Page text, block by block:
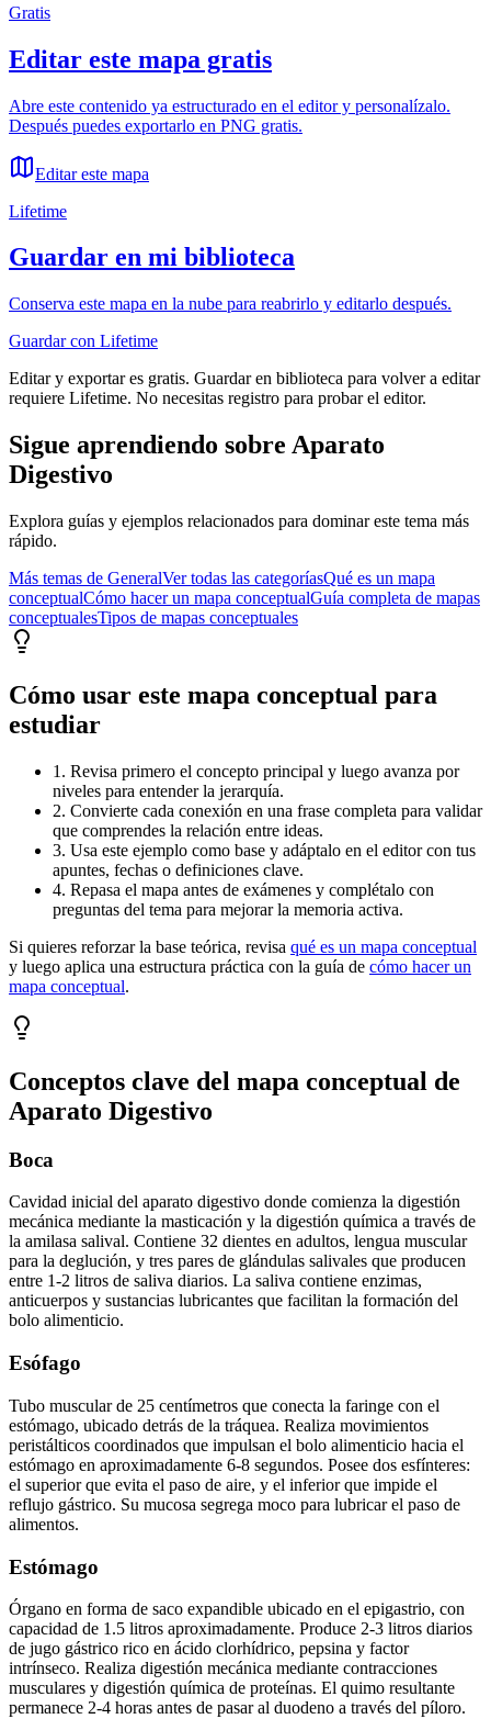
Gratis
Editar este mapa gratis
Abre este contenido ya estructurado en el editor y personalízalo.
Después puedes exportarlo en PNG gratis.
Editar este mapa
Lifetime
Guardar en mi biblioteca
Conserva este mapa en la nube para reabrirlo y editarlo después.
Guardar con Lifetime
Editar y exportar es gratis. Guardar en biblioteca para volver a editar
requiere Lifetime. No necesitas registro para probar el editor.
Sigue aprendiendo sobre Aparato
Digestivo
Explora guías y ejemplos relacionados para dominar este tema más
rápido.
Más temas de GeneralVer todas las categoríasQué es un mapa
conceptualCómo hacer un mapa conceptualGuía completa de mapas
conceptualesTipos de mapas conceptuales
Cómo usar este mapa conceptual para
estudiar
1. Revisa primero el concepto principal y luego avanza por
niveles para entender la jerarquía.
2. Convierte cada conexión en una frase completa para validar
que comprendes la relación entre ideas.
3. Usa este ejemplo como base y adáptalo en el editor con tus
apuntes, fechas o definiciones clave.
4. Repasa el mapa antes de exámenes y complétalo con
preguntas del tema para mejorar la memoria activa.
Si quieres reforzar la base teórica, revisa qué es un mapa conceptual
y luego aplica una estructura práctica con la guía de cómo hacer un
mapa conceptual.
Conceptos clave del mapa conceptual de
Aparato Digestivo
Boca
Cavidad inicial del aparato digestivo donde comienza la digestión
mecánica mediante la masticación y la digestión química a través de
la amilasa salival. Contiene 32 dientes en adultos, lengua muscular
para la deglución, y tres pares de glándulas salivales que producen
entre 1-2 litros de saliva diarios. La saliva contiene enzimas,
anticuerpos y sustancias lubricantes que facilitan la formación del
bolo alimenticio.
Esófago
Tubo muscular de 25 centímetros que conecta la faringe con el
estómago, ubicado detrás de la tráquea. Realiza movimientos
peristálticos coordinados que impulsan el bolo alimenticio hacia el
estómago en aproximadamente 6-8 segundos. Posee dos esfínteres:
el superior que evita el paso de aire, y el inferior que impide el
reflujo gástrico. Su mucosa segrega moco para lubricar el paso de
alimentos.
Estómago
Órgano en forma de saco expandible ubicado en el epigastrio, con
capacidad de 1.5 litros aproximadamente. Produce 2-3 litros diarios
de jugo gástrico rico en ácido clorhídrico, pepsina y factor
intrínseco. Realiza digestión mecánica mediante contracciones
musculares y digestión química de proteínas. El quimo resultante
permanece 2-4 horas antes de pasar al duodeno a través del píloro.